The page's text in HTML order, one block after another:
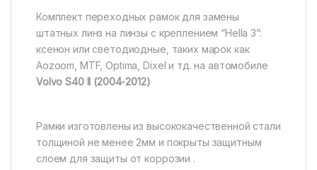
Комплект переходных рамок для замены
штатных линз на линзы с креплением “Hella 3”:
ксенон или светодиодные, таких марок как
Aozoom, MTF, Optima, Dixel и тд. на автомобиле
Volvo S40 II (2004-2012)
Рамки изготовлены из высококачественной стали
толщиной не менее 2мм и покрыты защитным
слоем для защиты от коррозии .